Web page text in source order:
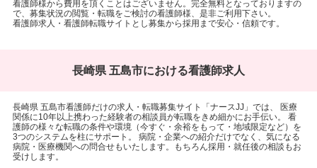
看護師様から費用を頂くことはございません。完全無料となっておりますの
で、募集状況の閲覧・転職をご検討の看護師様、是非ご利用下さい。
看護師求人・看護師転職サイトとし募集から採用まで安心・信頼です。
長崎県 五島市における看護師求人
長崎県 五島市看護師だけの求人・転職募集サイト「ナースJJ」では、 医療
関係に10年以上携わった経験者の相談員が転職をきめ細かにお手伝い。 看
護師の様々な転職の条件や環境（今すぐ・余裕をもって・地域限定など）を
3つのシステムを柱にサポート。 病院・企業への紹介だけでなく、気になる
病院・医療機関への問合せもいたします。もちろん採用・就任後の相談もお
受けします。